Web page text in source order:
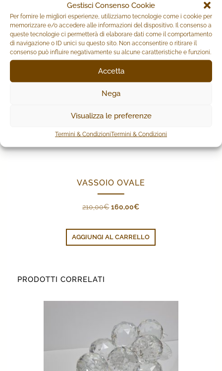
Gestisci Consenso Cookie
Per fornire le migliori esperienze, utilizziamo tecnologie come i cookie per
memorizzare e/o accedere alle informazioni del dispositivo. Il consenso a
queste tecnologie ci permetterà di elaborare dati come il comportamento
di navigazione o ID unici su questo sito. Non acconsentire o ritirare il
consenso può influire negativamente su alcune caratteristiche e funzioni.
Accetta
Nega
Visualizza le preferenze
Termini & CondizioniTermini & Condizioni
VASSOIO OVALE
210,00€ Il
originale
era:
210,00€.
160,00€Il
attuale
è:
160,00€.
AGGIUNGI AL CARRELLO
PRODOTTI CORRELATI